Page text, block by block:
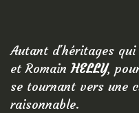
Autant d'héritages qui
et RomainHELLY,
se tournant vers une
raisonnable.